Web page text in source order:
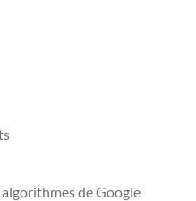
de Google